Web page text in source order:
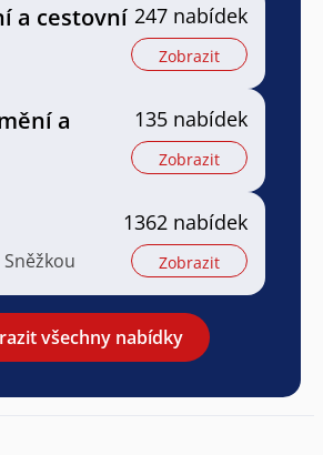
a cestovní 247 nabídek
Zobrazit
a
135 nabídek
Zobrazit
1362 nabídek
Zobrazit
všechny nabídky